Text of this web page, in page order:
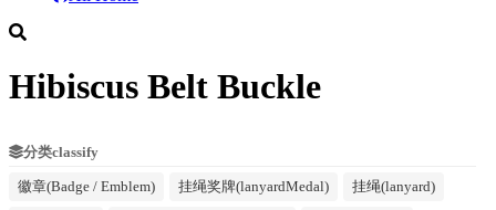
Hibiscus Belt Buckle
分类classify
徽章(Badge / Emblem) 挂绳奖牌(lanyardMedal) 挂绳(lanyard)